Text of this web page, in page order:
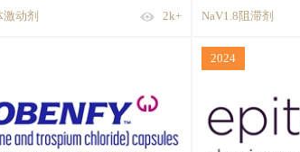
动剂 2k+ NaV1.8阻滞剂
2024